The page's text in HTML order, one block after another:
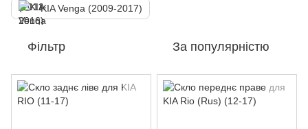
KIA Venga (2009-2017)
Фільтр За популярністю